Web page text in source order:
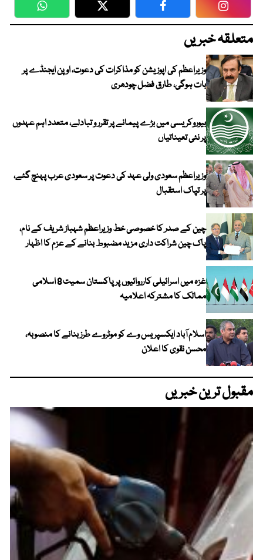
WhatsApp Twitter Facebook
متعلقہ خبریں
وزیراعظم کی اپوزیشن کو مذاکرات کی دعوت، اوپن ایجنڈے پر
بات ہوگی، طارق فضل چودھری
بیوروکریسی میں بڑے پیمانے پر تقرر و تبادلے، متعدد اہم عہدوں
پر نئی تعیناتیاں
وزیراعظم سعودی ولی عہد کی دعوت پر سعودی عرب پہنچ گئے،
پر تپاک استقبال
چین کے صدر کا خصوصی خط وزیراعظم شہباز شریف کے نام،
پاک چین شراکت داری مزید مضبوط بنانے کے عزم کا اظہار
غزہ میں اسرائیلی کارروائیوں پر پاکستان سمیت 8 اسلامی
ممالک کا مشترکہ اعلامیہ
اسلام آباد ایکسپریس وے کو موٹروے طرز بنانے کا منصوبہ،
محسن نقوی کا اعلان
مقبول ترین خبریں